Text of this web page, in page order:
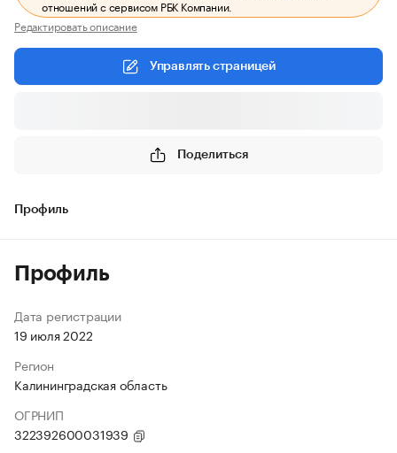
отношений с сервисом РБК Компании.
Редактировать описание
Управлять страницей
Поделиться
Профиль
Профиль
Дата регистрации
19 июля 2022
Регион
Калининградская область
ОГРНИП
322392600031939